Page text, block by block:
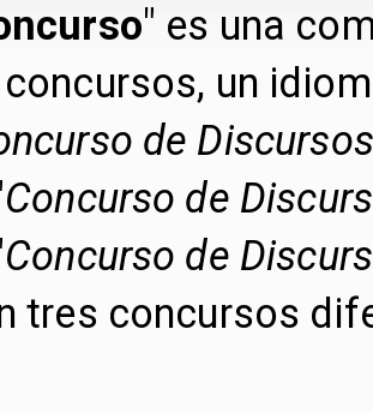
" es una
un
de
Concurso de
Concurso de
tres concursos